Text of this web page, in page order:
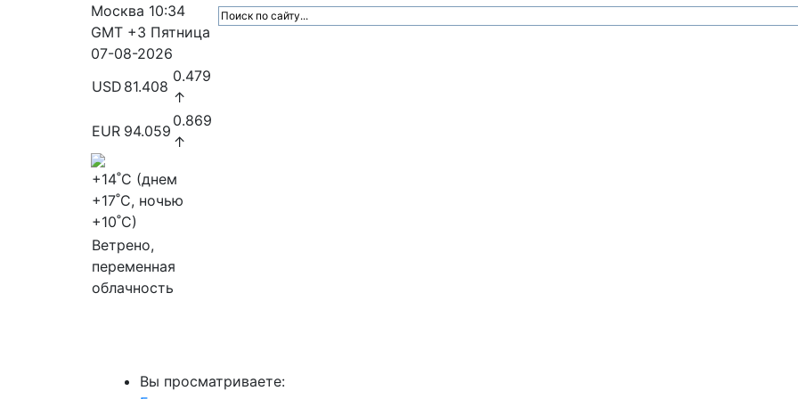
Москва 10:34
GMT +3 Пятница
07-08-2026
USD 81.408
0.479
↑
EUR 94.059
0.869
↑
+14˚C (днем
+17˚C, ночью
+10˚C)
Ветрено,
переменная
облачность
Вы просматриваете: